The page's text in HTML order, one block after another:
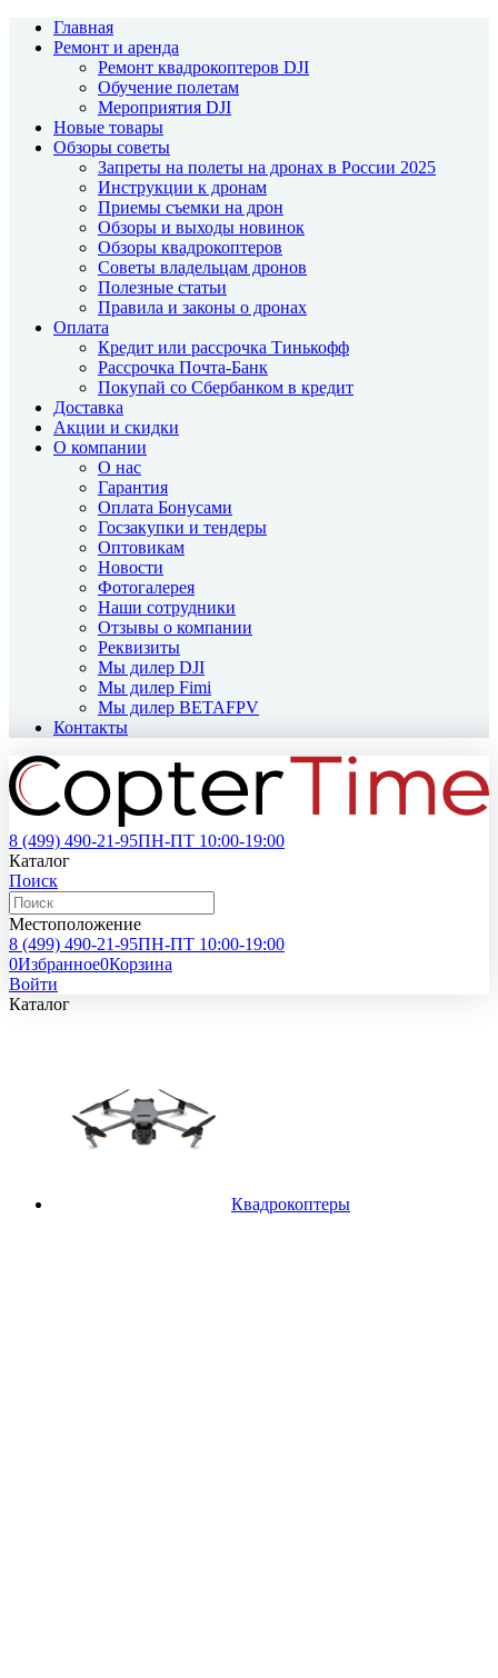
Главная
Ремонт и аренда
Ремонт квадрокоптеров DJI
Обучение полетам
Мероприятия DJI
Новые товары
Обзоры советы
Запреты на полеты на дронах в России 2025
Инструкции к дронам
Приемы съемки на дрон
Обзоры и выходы новинок
Обзоры квадрокоптеров
Советы владельцам дронов
Полезные статьи
Правила и законы о дронах
Оплата
Кредит или рассрочка Тинькофф
Рассрочка Почта-Банк
Покупай со Сбербанком в кредит
Доставка
Акции и скидки
О компании
О нас
Гарантия
Оплата Бонусами
Госзакупки и тендеры
Оптовикам
Новости
Фотогалерея
Наши сотрудники
Отзывы о компании
Реквизиты
Мы дилер DJI
Мы дилер Fimi
Мы дилер BETAFPV
Контакты
8 (499) 490-21-95ПН-ПТ 10:00-19:00
Каталог
Поиск
Местоположение
8 (499) 490-21-95ПН-ПТ 10:00-19:00
0Избранное0Корзина
Войти
Каталог
Квадрокоптеры